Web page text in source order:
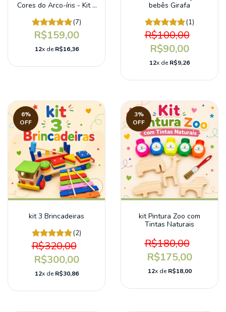
Cores do Arco-íris - Kit 3
(7)
R$159,00
12x deR$16,36
bebês Girafa
(1)
R$100,00
R$90,00
12x deR$9,26
6%
OFF
kit 3 Brincadeiras
(2)
R$320,00
R$300,00
12x deR$30,86
3%
OFF
kit Pintura Zoo com
Tintas Naturais
R$180,00
R$175,00
12x deR$18,00